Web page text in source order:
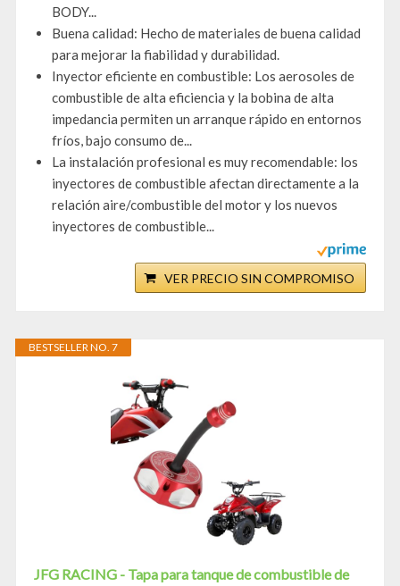
BODY...
Buena calidad: Hecho de materiales de buena calidad
para mejorar la fiabilidad y durabilidad.
Inyector eficiente en combustible: Los aerosoles de
combustible de alta eficiencia y la bobina de alta
impedancia permiten un arranque rápido en entornos
fríos, bajo consumo de...
La instalación profesional es muy recomendable: los
inyectores de combustible afectan directamente a la
relación aire/combustible del motor y los nuevos
inyectores de combustible...
VER PRECIO SIN COMPROMISO
BESTSELLER NO. 7
JFG RACING - Tapa para tanque de combustible de